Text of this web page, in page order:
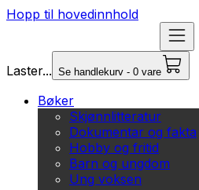
Hopp til hovedinnhold
Laster... Se handlekurv - 0 vare
Bøker
Skjønnlitteratur
Dokumentar og fakta
Hobby og fritid
Barn og ungdom
Ung voksen